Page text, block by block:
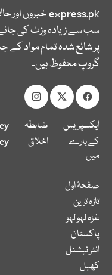
express.pkخبروں اور
سب سے زیادہ وزٹ کی
پر شائع شدہ تمام مواد
گروپ محفوظ ہیں۔
ایکسپریس
کے بارے
میں
ضابطہ
اخلاق
صفحۂ اول
تازہ ترین
غزہ لہو لہو
پاکستان
انٹر نیشنل
کھیل